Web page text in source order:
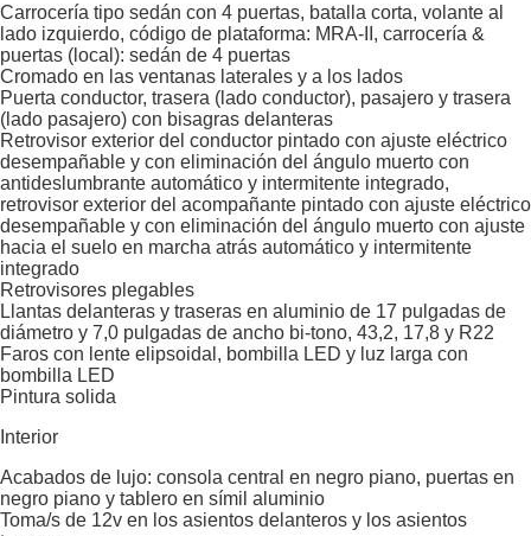
Carrocería tipo sedán con 4 puertas, batalla corta, volante al
lado izquierdo, código de plataforma: MRA-II, carrocería &
puertas (local): sedán de 4 puertas
Cromado en las ventanas laterales y a los lados
Puerta conductor, trasera (lado conductor), pasajero y trasera
(lado pasajero) con bisagras delanteras
Retrovisor exterior del conductor pintado con ajuste eléctrico
desempañable y con eliminación del ángulo muerto con
antideslumbrante automático y intermitente integrado,
retrovisor exterior del acompañante pintado con ajuste eléctrico
desempañable y con eliminación del ángulo muerto con ajuste
hacia el suelo en marcha atrás automático y intermitente
integrado
Retrovisores plegables
Llantas delanteras y traseras en aluminio de 17 pulgadas de
diámetro y 7,0 pulgadas de ancho bi-tono, 43,2, 17,8 y R22
Faros con lente elipsoidal, bombilla LED y luz larga con
bombilla LED
Pintura solida
Interior
Acabados de lujo: consola central en negro piano, puertas en
negro piano y tablero en símil aluminio
Toma/s de 12v en los asientos delanteros y los asientos